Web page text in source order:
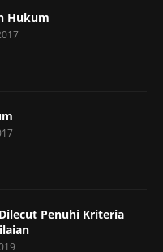
Hukum
Penuhi Kriteria